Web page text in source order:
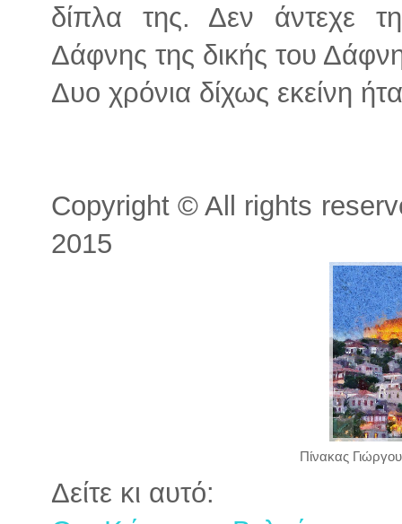
δίπλα της. Δεν άντεχε
Δάφνης της δικής του
Δυο χρόνια δίχως εκείνη
Copyright © All rights
2015
Πίνακας
Δείτε κι αυτό: